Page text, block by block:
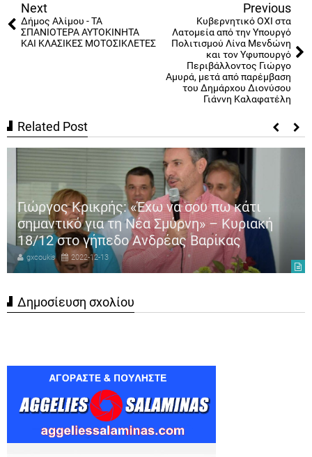
Next
Δήμος Αλίμου - ΤΑ
ΣΠΑΝΙΟΤΕΡΑ ΑΥΤΟΚΙΝΗΤΑ
ΚΑΙ ΚΛΑΣΙΚΕΣ ΜΟΤΟΣΙΚΛΕΤΕΣ
Previous
Κυβερνητικό ΟΧΙ στα
Λατομεία από την Υπουργό
Πολιτισμού Λίνα Μενδώνη
και τον Υφυπουργό
Περιβάλλοντος Γιώργο
Αμυρά, μετά από παρέμβαση
του Δημάρχου Διονύσου
Γιάννη Καλαφατέλη
Related Post
Γιώργος Κρικρής: «Έχω να σου πω κάτι
σημαντικό για τη Νέα Σμύρνη» – Κυριακή
18/12 στο γήπεδο Ανδρέας Βαρίκας
gxcoukis 2022-12-13
Δημοσίευση σχολίου